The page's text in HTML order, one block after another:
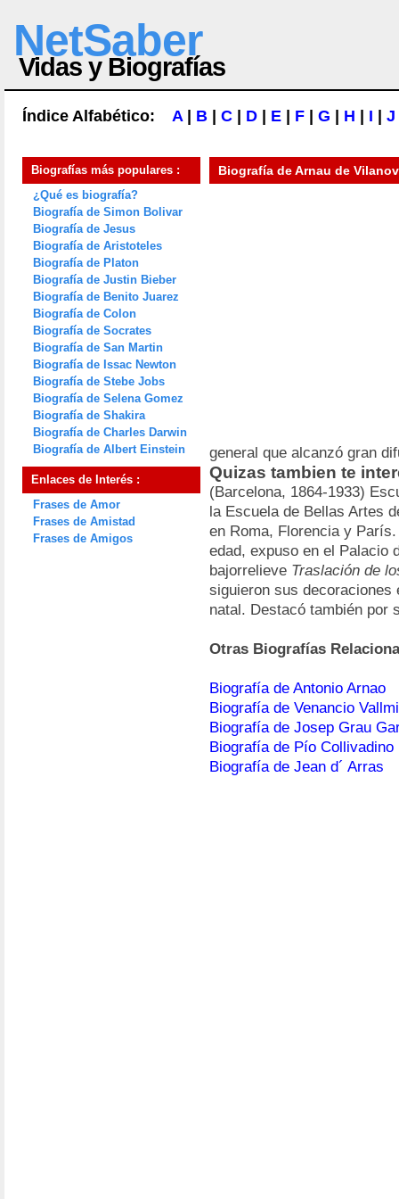
NetSaber
Vidas y Biografías
Índice Alfabético: A| B C D E F G H I J
Biografías más populares :
¿Qué es biografía?
Biografía de Simon Bolivar
Biografía de Jesus
Biografía de Aristoteles
Biografía de Platon
Biografía de Justin Bieber
Biografía de Benito Juarez
Biografía de Colon
Biografía de Socrates
Biografía de San Martin
Biografía de Issac Newton
Biografía de Stebe Jobs
Biografía de Selena Gomez
Biografía de Shakira
Biografía de Charles Darwin
Biografía de Albert Einstein
Enlaces de Interés :
Frases de Amor
Frases de Amistad
Frases de Amigos
Biografía deArnau de
general que alcanzó gran
Quizas tambien te
(Barcelona, 1864-1933)
la Escuela de Bellas Artes
en Roma, Florencia y
edad, expuso en el Palacio
bajorrelieve Traslación de
siguieron sus decoraciones
natal. Destacó también por
Otras Biografías
Biografía de Antonio Arnao
Biografía de Venancio
Biografía de Josep Grau
Biografía de Pío Collivadino
Biografía de Jean d´ Arras